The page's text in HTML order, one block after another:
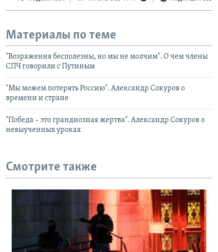
Материалы по теме
"Возражения бесполезны, но мы не молчим". О чем члены
СПЧ говорили с Путиным
"Мы можем потерять Россию". Александр Сокуров о
времени и стране
"Победа – это грандиозная жертва". Александр Сокуров о
невыученных уроках
Смотрите также